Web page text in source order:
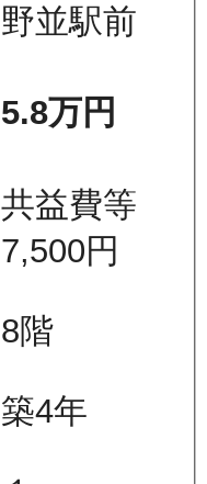
野並駅前
5.8万円
共益費等
7,500円
8階
築4年